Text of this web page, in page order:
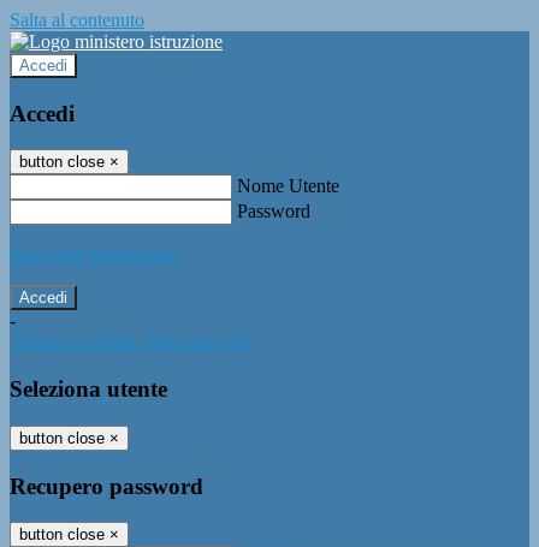
Salta al contenuto
Accedi
Accedi
button close ×
Nome Utente
Password
Password dimenticata?
-
Entra con SPID Entra con CIE
Seleziona utente
button close ×
Recupero password
button close ×